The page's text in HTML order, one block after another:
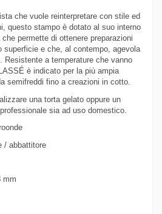
che vuole reinterpretare con stile ed
questo stampo è dotato al suo interno
permette di ottenere preparazioni
superficie e che, al contempo, agevola
Resistente a temperature che vanno
è indicato per la più ampia
semifreddi fino a creazioni in cotto.
una torta gelato oppure un
sia ad uso domestico.
/ abbattitore
mm